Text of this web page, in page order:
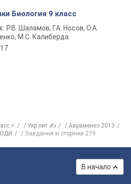
Биология 9 класс
Р.В. Шаламов, Г.А. Носов, О.А.
М.С. Калиберда
⚡ Укр лит ✍
Авраменко 2013
Завдання зі сторінки 279
В начало